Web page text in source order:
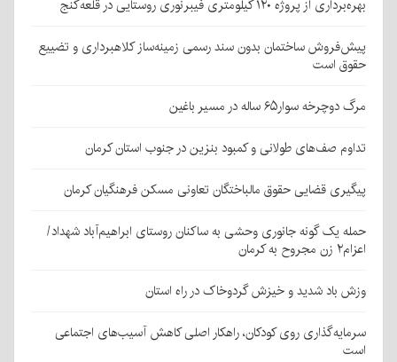
بهره‌برداری از پروژه ۱۲۰ کیلومتری فیبرنوری روستایی در قلعه‌گنج
پیش‌فروش ساختمان بدون سند رسمی زمینه‌ساز کلاهبرداری و تضییع
حقوق است
مرگ دوچرخه سوار۶۵ ساله در مسیر باغین
تداوم صف‌های طولانی و کمبود بنزین در جنوب استان کرمان
پیگیری قضایی حقوق مالباختگان تعاونی مسکن فرهنگیان کرمان
حمله یک گونه جانوری وحشی به ساکنان روستای ابراهیم‌آباد شهداد/
اعزام۲ زن مجروح به کرمان
وزش باد شدید و خیزش گردوخاک در راه استان
سرمایه‌گذاری روی کودکان، راهکار اصلی کاهش آسیب‌های اجتماعی
است